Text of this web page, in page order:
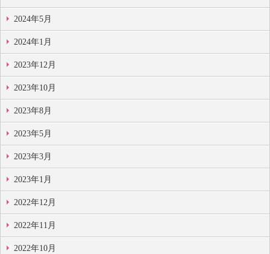
2024年5月
2024年1月
2023年12月
2023年10月
2023年8月
2023年5月
2023年3月
2023年1月
2022年12月
2022年11月
2022年10月